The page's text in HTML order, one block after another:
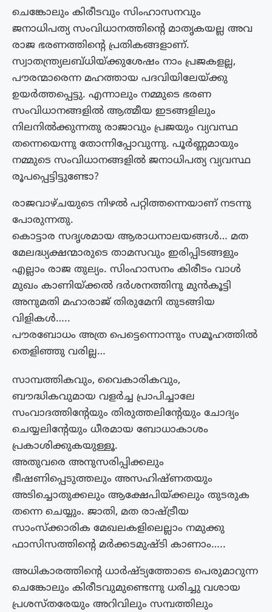
ചെങ്കോലും കിരീടവും സിംഹാസനവും
ജനാധിപത്യ സംവിധാനത്തിന്റെ മാതൃകയല്ല അവ
രാജ ഭരണത്തിന്റെ പ്രതികങ്ങളാണ്.
സ്വാതന്ത്ര്യലബ്ധിയ്ക്കുശേഷം നാം പ്രജകളല്ല,
പൗരന്മാരെന്ന മഹത്തായ പദവിയിലേയ്ക്കു
ഉയർത്തപ്പെട്ടു. എന്നാലും നമ്മുടെ ഭരണ
സംവിധാനങ്ങളിൽ ആത്മീയ ഇടങ്ങളിലും
നിലനിൽക്കുന്നതു രാജാവും പ്രജയും വ്യവസ്ഥ
തന്നെയെന്നു തോന്നിപ്പോവുന്നു. പൂർണ്ണമായും
നമ്മുടെ സംവിധാനങ്ങളിൽ ജനാധിപത്യ വ്യവസ്ഥ
രൂപപ്പെട്ടിട്ടുണ്ടോ?
രാജവാഴ്ചയുടെ നിഴൽ പറ്റിത്തന്നെയാണ് നടന്നു
പോരുന്നതു.
കൊട്ടാര സദൃശമായ ആരാധനാലയങ്ങൾ… മത
മേലദ്ധ്യക്ഷന്മാരുടെ താമസവും ഇരിപ്പിടങ്ങളും
എല്ലാം രാജ തുല്യം. സിംഹാസനം കിരീടം വാൾ
മുഖം കാണിയ്ക്കൽ ദർശനത്തിനു മുൻകൂട്ടി
അനുമതി മഹാരാജ് തിരുമേനി തുടങ്ങിയ
വിളികൾ…..
പൗരബോധം അത്ര പെട്ടെന്നൊന്നും സമൂഹത്തിൽ
തെളിഞ്ഞു വരില്ല…
സാമ്പത്തികവും, വൈകാരികവും,
ബൗദ്ധികവുമായ വളർച്ച പ്രാപിച്ചാലേ
സംവാദത്തിന്റേയും തിരുത്തലിന്റേയും ചോദ്യം
ചെയ്യലിന്റേയും ധീരമായ ബോധാകാശം
പ്രകാശിക്കുകയുള്ളൂ.
അതുവരെ അനുസരിപ്പിക്കലും
ഭീഷണിപ്പെടുത്തലും അസഹിഷ്ണതയും
അടിച്ചൊതുക്കലും ആക്ഷേപിയ്ക്കലും തുടരുക
തന്നെ ചെയ്യും. ജാതി, മത രാഷ്ട്രീയ
സാംസ്ക്കാരിക മേഖലകളിലെല്ലാം നമുക്കു
ഫാസിസത്തിന്റെ മർക്കടമുഷ്ടി കാണാം…..
അധികാരത്തിന്റെ ധാർഷ്ട്യത്തോടെ പെരുമാറുന്ന
ചെങ്കോലും കിരീടവുമുണ്ടെന്നു ധരിച്ചു വശായ
പ്രശസ്തരേയും അറിവിലും സമ്പത്തിലും